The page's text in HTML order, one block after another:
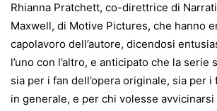
Rhianna Pratchett, co-direttrice di
Maxwell, di Motive Pictures, che hanno
capolavoro dell’autore, dicendosi
l’uno con l’altro, e anticipato che la serie
sia per i fan dell’opera originale, sia per
in generale, e per chi volesse avvicinarsi